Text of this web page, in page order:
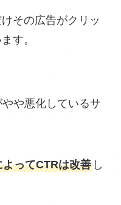
その広告がクリッ
す。
や悪化しているサ
ってCTRは改善し